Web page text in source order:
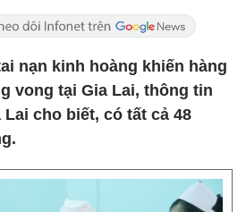
nạn kinh hoàng khiến hàng
vong tại Gia Lai, thông tin
cho biết, có tất cả 48